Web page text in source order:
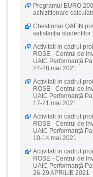
Programul EURO
achizitionare
Chestionar QAFIN
satisfacția studenților
Activitati in cadrul
ROSE - Centrul de
UAIC Performanță
24-28 mai 2021
Activitati in cadrul
ROSE - Centrul de
UAIC Performanță
17-21 mai 2021
Activitati in cadrul
ROSE - Centrul de
UAIC Performanță
10-14 mai 2021
Activitati in cadrul
ROSE - Centrul de
UAIC Performanță
26-29 APRILIE 2021